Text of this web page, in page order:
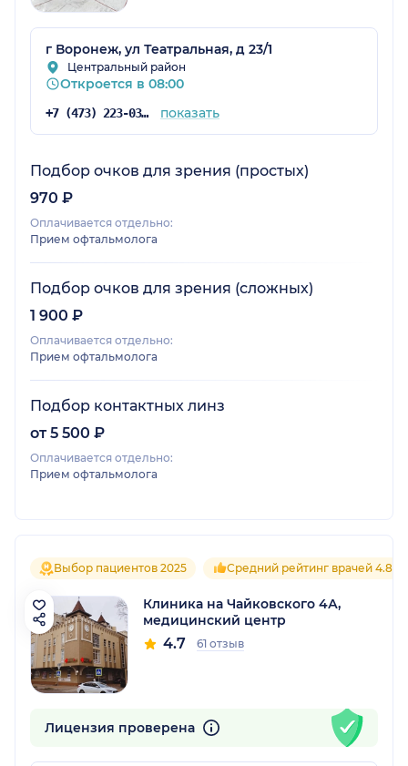
г Воронеж, ул Театральная, д 23/1
Центральный район
Откроется в 08:00
+7 (473) 223-03-03 показать
Подбор очков для зрения (простых)
970 ₽
Оплачивается отдельно:
Прием офтальмолога
Подбор очков для зрения (сложных)
1 900 ₽
Оплачивается отдельно:
Прием офтальмолога
Подбор контактных линз
от 5 500 ₽
Оплачивается отдельно:
Прием офтальмолога
Выбор пациентов 2025 Средний рейтинг врачей 4.8
Клиника на Чайковского 4А,
медицинский центр
4.7 61 отзыв
Лицензия проверена